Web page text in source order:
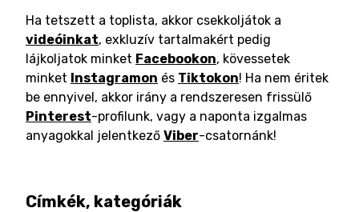
Ha tetszett a toplista, akkor csekkoljátok a
videóinkat, exkluzív tartalmakért pedig
lájkoljatok minket Facebookon, kövessetek
minket Instagramon és Tiktokon! Ha nem éritek
be ennyivel, akkor irány a rendszeresen frissülő
Pinterest-profilunk, vagy a naponta izgalmas
anyagokkal jelentkező Viber-csatornánk!
Címkék, kategóriák